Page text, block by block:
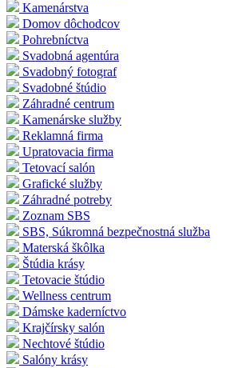
Kamenárstva
Domov dôchodcov
Pohrebníctva
Svadobná agentúra
Svadobný fotograf
Svadobné štúdio
Záhradné centrum
Kamenárske služby
Reklamná firma
Upratovacia firma
Tetovací salón
Grafické služby
Záhradné potreby
Zoznam SBS
SBS, Súkromná bezpečnostná služba
Materská škôlka
Štúdia krásy
Tetovacie štúdio
Wellness centrum
Dámske kaderníctvo
Krajčírsky salón
Nechtové štúdio
Salóny krásy